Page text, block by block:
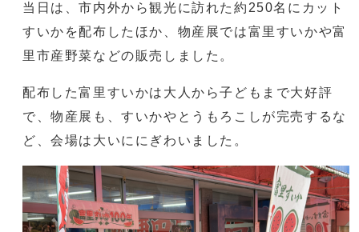
当日は、市内外から観光に訪れた約250名にカット
すいかを配布したほか、物産展では富里すいかや富
里市産野菜などの販売しました。
配布した富里すいかは大人から子どもまで大好評
で、物産展も、すいかやとうもろこしが完売するな
ど、会場は大いににぎわいました。